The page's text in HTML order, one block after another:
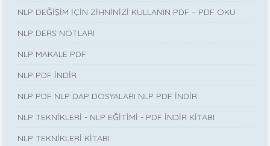
NLP DEĞİŞİM İÇİN ZİHNİNİZİ KULLANIN PDF – PDF OKU
NLP DERS NOTLARI
NLP MAKALE PDF
NLP PDF İNDİR
NLP PDF NLP DAP DOSYALARI NLP PDF İNDİR
NLP TEKNİKLERİ - NLP EĞİTİMİ - PDF İNDİR KİTABI
NLP TEKNİKLERİ KİTABI